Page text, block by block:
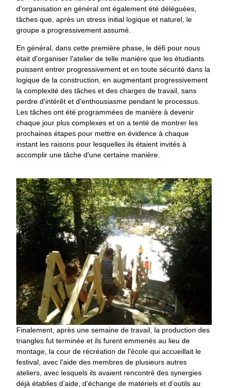
d'organisation en général ont également été déléguées,
tâches que, après un stress initial logique et naturel, le
groupe a progressivement assumé.
En général, dans cette première phase, le défi pour nous
était d'organiser l'atelier de telle manière que les étudiants
puissent entrer progressivement et en toute sécurité dans la
logique de la construction, en augmentant progressivement
la complexité des tâches et des charges de travail, sans
perdre d'intérêt et d'enthousiasme pendant le processus.
Les tâches ont été programmées de manière à devenir
chaque jour plus complexes et on a tenté de montrer les
prochaines étapes pour mettre en évidence à chaque
instant les raisons pour lesquelles ils étaient invités à
accomplir une tâche d'une certaine manière.
Finalement, après une semaine de travail, la production des
triangles fut terminée et ils furent emmenés au lieu de
montage, la cour de récréation de l'école qui accueillait le
festival, avec l'aide des membres de plusieurs autres
ateliers, avec lesquels ils avaient rencontré des synergies
déjà établies d’aide, d’échange de matériels et d’outils au